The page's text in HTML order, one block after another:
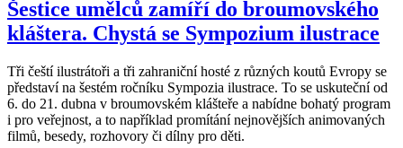
Šestice umělců zamíří do broumovského
kláštera. Chystá se Sympozium ilustrace
Tři čeští ilustrátoři a tři zahraniční hosté z různých koutů Evropy se
představí na šestém ročníku Sympozia ilustrace. To se uskuteční od
6. do 21. dubna v broumovském klášteře a nabídne bohatý program
i pro veřejnost, a to například promítání nejnovějších animovaných
filmů, besedy, rozhovory či dílny pro děti.